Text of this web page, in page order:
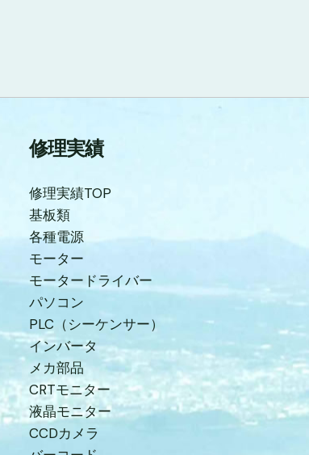
修理実績
修理実績TOP
基板類
各種電源
モーター
モータードライバー
パソコン
PLC（シーケンサー）
インバータ
メカ部品
CRTモニター
液晶モニター
CCDカメラ